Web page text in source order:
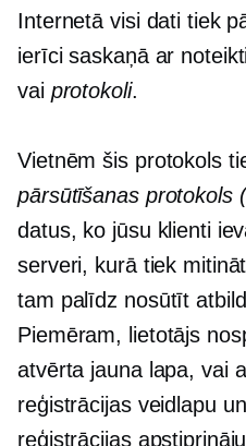
Internetā visi dati tiek
ierīci saskaņā ar
vai protokoli.
Vietnēm šis protokols
pārsūtīšanas protokols
datus, ko jūsu klienti
serveri, kurā tiek
tam palīdz nosūtīt
Piemēram, lietotājs
atvērta jauna lapa, vai
reģistrācijas veidlapu
reģistrācijas